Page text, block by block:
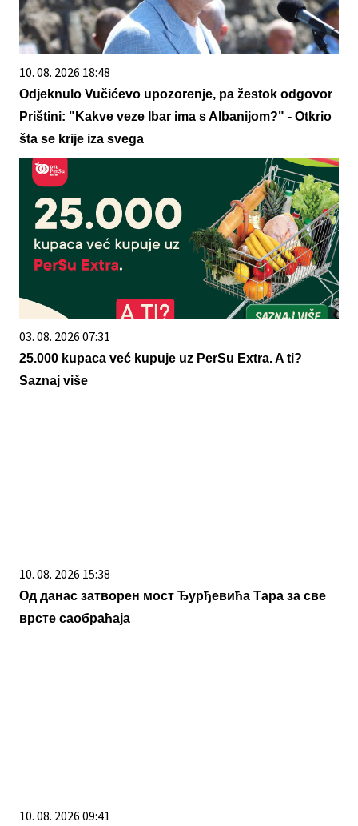
10. 08. 2026 18:48
Odjeknulo Vučićevo upozorenje, pa žestok odgovor
Prištini: "Kakve veze Ibar ima s Albanijom?" - Otkrio
šta se krije iza svega
03. 08. 2026 07:31
25.000 kupaca već kupuje uz PerSu Extra. A ti?
Saznaj više
10. 08. 2026 15:38
Од данас затворен мост Ђурђевића Тара за све
врсте саобраћаја
10. 08. 2026 09:41